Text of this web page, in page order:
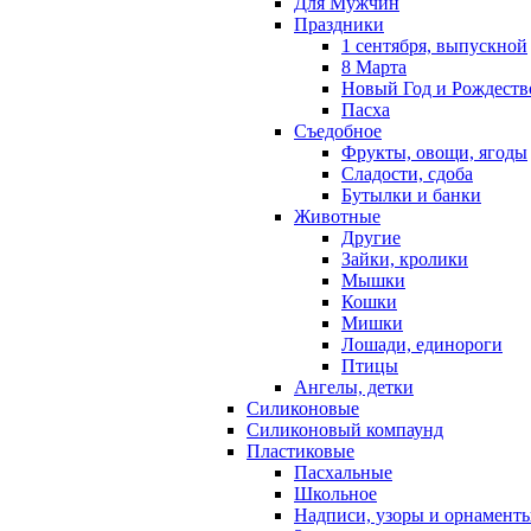
Праздники
1 сентября, выпускной
8 Марта
Новый Год и
Пасха
Съедобное
Фрукты, овощи, ягоды
Сладости, сдоба
Бутылки и банки
Животные
Другие
Зайки, кролики
Мышки
Кошки
Мишки
Лошади, единороги
Птицы
Ангелы, детки
Силиконовые
Силиконовый компаунд
Пластиковые
Пасхальные
Школьное
Надписи, узоры и